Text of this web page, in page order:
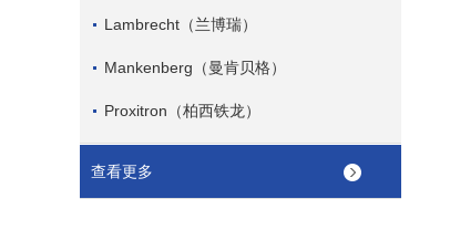
Lambrecht（兰博瑞）
Mankenberg（曼肯贝格）
Proxitron（柏西铁龙）
查看更多